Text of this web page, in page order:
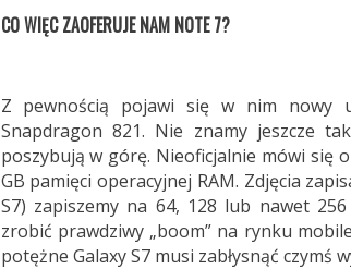
CO WIĘC ZAOFERUJE NAM NOTE 7?
Z pewnością pojawi się w nim nowy
Snapdragon 821. Nie znamy jeszcze
poszybują w górę. Nieoficjalnie mówi się
GB pamięci operacyjnej RAM. Zdjęcia
S7) zapiszemy na 64, 128 lub nawet
zrobić prawdziwy „boom” na rynku
potężne Galaxy S7 musi zabłysnąć czymś